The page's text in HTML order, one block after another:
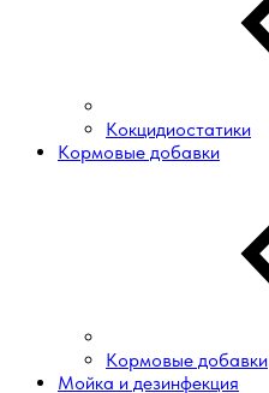
Кокцидиостатики
Кормовые добавки
Кормовые добавки
Мойка и дезинфекция